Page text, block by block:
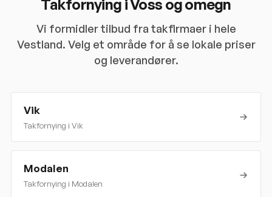
Takfornying iVoss og omegn
Vi formidler tilbud fra takfirmaer i hele
Vestland. Velg et område for å se lokale priser
og leverandører.
Vik
Takfornying i Vik
Modalen
Takfornying i Modalen